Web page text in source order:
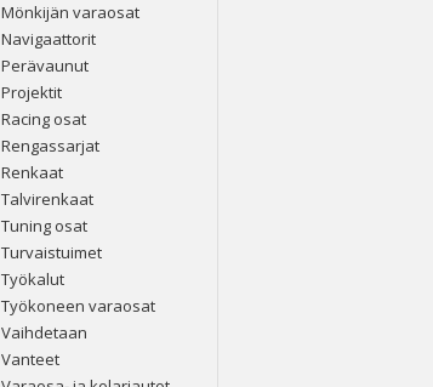
Mönkijän varaosat
Navigaattorit
Perävaunut
Projektit
Racing osat
Rengassarjat
Renkaat
Talvirenkaat
Tuning osat
Turvaistuimet
Työkalut
Työkoneen varaosat
Vaihdetaan
Vanteet